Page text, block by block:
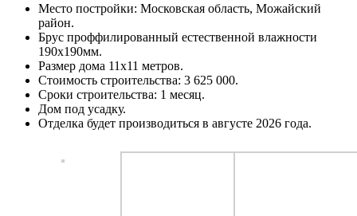
Место постройки: Московская область, Можайский
район.
Брус проффилированный естественной влажности
190х190мм.
Размер дома 11х11 метров.
Стоимость строительства: 3 625 000.
Сроки строительства: 1 месяц.
Дом под усадку.
Отделка будет производиться в августе 2026 года.